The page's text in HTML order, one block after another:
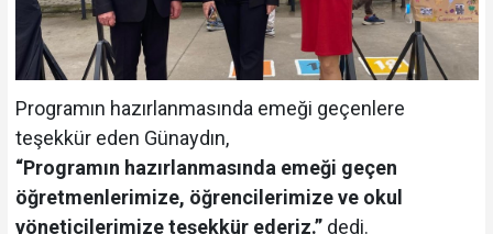
Programın hazırlanmasında emeği geçenlere
teşekkür eden Günaydın,
“Programın hazırlanmasında emeği geçen
öğretmenlerimize, öğrencilerimize ve okul
yöneticilerimize teşekkür ederiz.”dedi.